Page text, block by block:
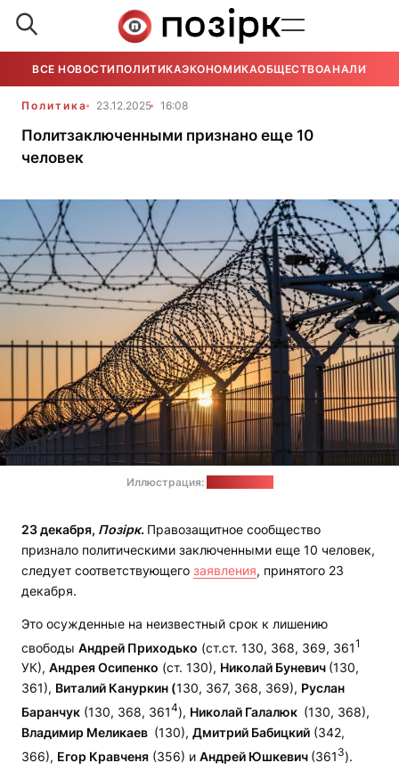
ВСЕ НОВОСТИ ПОЛИТИКАЭКОНОМИКАОБЩЕСТВОАНАЛИТИКА
Политика 23.12.2025 16:08
Политзаключенными признано еще 10
человек
Иллюстрация:
23 декабря, Позірк. Правозащитное сообщество
признало политическими заключенными еще 10 человек,
следует соответствующего заявления, принятого 23
декабря.
Это осужденные на неизвестный срок к лишению
свободы Андрей Приходько (ст.ст. 130, 368, 369, 3611
УК), Андрея Осипенко (ст. 130), Николай Буневич (130,
361), Виталий Кануркин (130, 367, 368, 369), Руслан
Баранчук (130, 368, 3614), Николай Галалюк (130, 368),
Владимир Меликаев (130), Дмитрий Бабицкий (342,
366), Егор Кравченя (356) и Андрей Юшкевич (361 3).